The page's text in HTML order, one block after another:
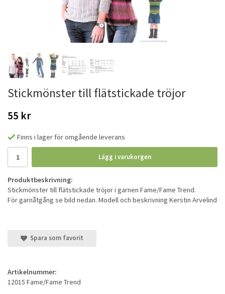
Stickmönster till flätstickade tröjor
55 kr
Finns i lager för omgående leverans
Lägg i varukorgen
Produktbeskrivning:
Stickmönster till flätstickade tröjor i garnen Fame/Fame Trend.
För garnåtgång se bild nedan. Modell och beskrivning Kerstin Arvelind
Spara som favorit
Artikelnummer:
12015 Fame/Fame Trend